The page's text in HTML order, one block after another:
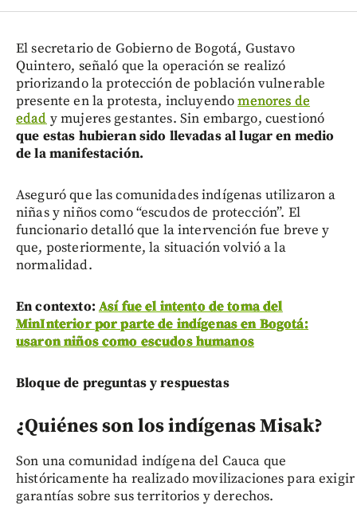
El secretario de Gobierno de Bogotá, Gustavo
Quintero, señaló que la operación se realizó
priorizando la protección de población vulnerable
presente en la protesta, incluyendomenores de
edad y mujeres gestantes. Sin embargo, cuestionó
que estas hubieran sido llevadas al lugar en medio
de la manifestación.
Aseguró que las comunidades indígenas utilizaron a
niñas y niños como “escudos de protección”. El
funcionario detalló que la intervención fue breve y
que, posteriormente, la situación volvió a la
normalidad.
En contexto: Así fue el intento de toma del
MinInterior por parte de indígenas en Bogotá:
usaron niños como escudos humanos
Bloque de preguntas y respuestas
¿Quiénes son los indígenas Misak?
Son una comunidad indígena del Cauca que
históricamente ha realizado movilizaciones para exigir
garantías sobre sus territorios y derechos.